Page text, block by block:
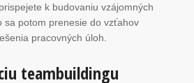
k budovaniu vzájomných
sa potom prenesie do vzťahov
pracovných úloh.
teambuildingu